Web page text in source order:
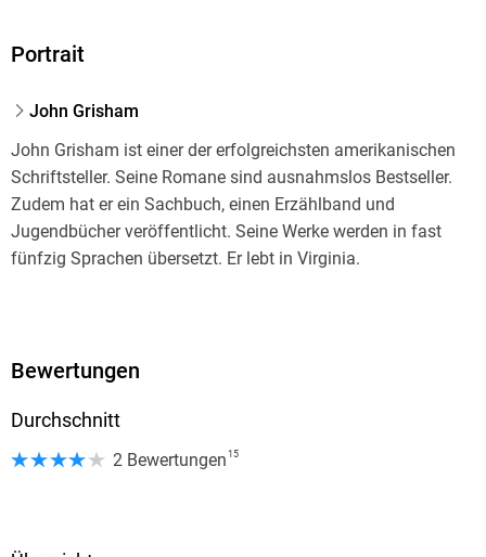
Portrait
John Grisham
John Grisham ist einer der erfolgreichsten amerikanischen
Schriftsteller. Seine Romane sind ausnahmslos Bestseller.
Zudem hat er ein Sachbuch, einen Erzählband und
Jugendbücher veröffentlicht. Seine Werke werden in fast
fünfzig Sprachen übersetzt. Er lebt in Virginia.
Bewertungen
Durchschnitt
2 Bewertungen 15